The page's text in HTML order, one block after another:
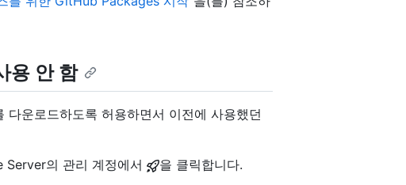
용 안 함
운로드하도록 허용하면서 이전에 사용했던
의 관리 계정에서
을 클릭합니다.